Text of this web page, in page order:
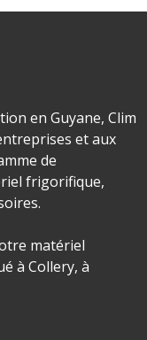
en Guyane, Clim
et aux
de
frigorifique,
matériel
à Collery, à